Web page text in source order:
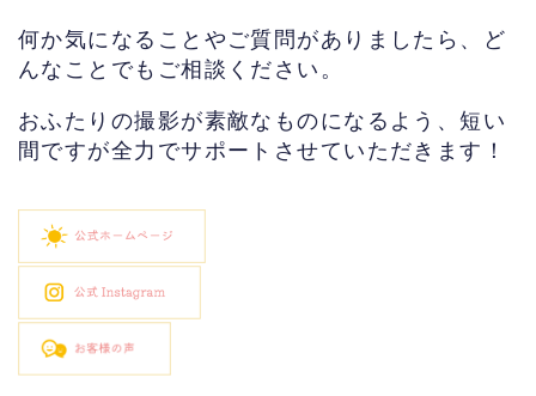
何か気になることやご質問がありましたら、ど
んなことでもご相談ください。
おふたりの撮影が素敵なものになるよう、短い
間ですが全力でサポートさせていただきます！